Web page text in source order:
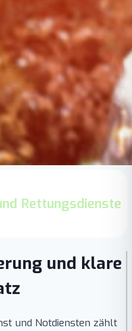
Rettungsdienste
und klare
und Notdiensten zählt